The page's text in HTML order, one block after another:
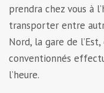
prendra chez vous à
transporter entre
Nord, la gare de
conventionnés
l’heure.